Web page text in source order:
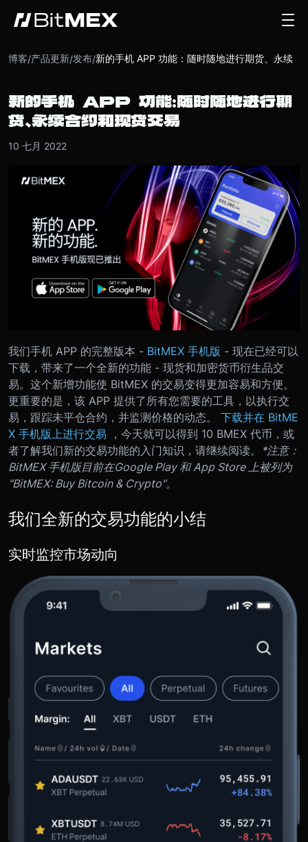
博客/产品更新/发布/
新的手机 APP 功能：随时随地进行期
货、永续合约和现货交易
10 七月 2022
我们手机 APP 的完整版本 - BitMEX 手机版 - 现在已经可以
下载，带来了一个全新的功能 - 现货和加密货币衍生品交
易。这个新增功能使 BitMEX 的交易变得更加容易和方便。
更重要的是，该 APP 提供了所有您需要的工具，以执行交
易，跟踪未平仓合约，并监测价格的动态。 下载并在 BitME
X 手机版上进行交易
，今天就可以得到 10 BMEX 代币，或
者了解我们新的交易功能的入门知识，请继续阅读。
*注意：
BitMEX 手机版目前在Google Play 和 App Store 上被列为
"BitMEX: Buy Bitcoin & Crypto"。
我们全新的交易功能的小结
实时监控市场动向